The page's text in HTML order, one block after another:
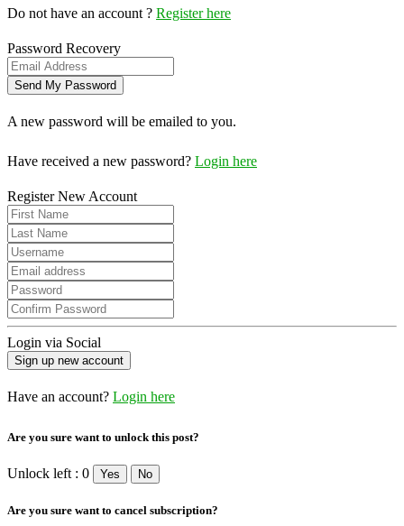
Do not have an account ? Register here
Password Recovery
A new password will be emailed to you.
Have received a new password? Login here
Register New Account
Login via Social
Have an account? Login here
Are you sure want to unlock this post?
Unlock left : 0 Yes No
Are you sure want to cancel subscription?